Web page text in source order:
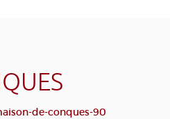
de-conques-90